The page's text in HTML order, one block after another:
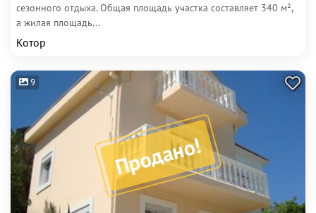
сезонного отдыха. Общая площадь участка составляет 340 м²,
а жилая площадь...
Котор
Продано!
9